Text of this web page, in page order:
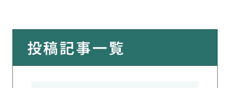
投稿記事一覧